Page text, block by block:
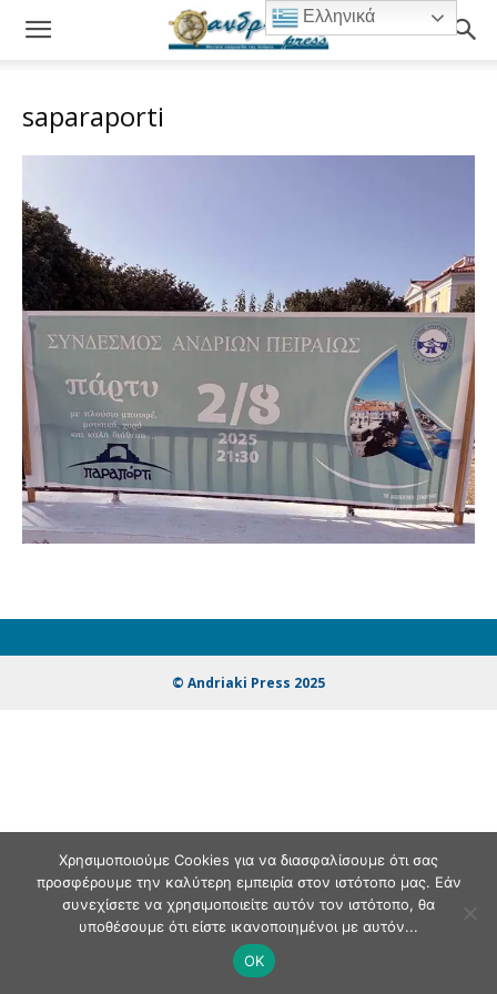
saparaporti
© Andriaki Press 2025
Ελληνικά
Χρησιμοποιούμε Cookies για να διασφαλίσουμε ότι σας
προσφέρουμε την καλύτερη εμπειρία στον ιστότοπο μας. Εάν
συνεχίσετε να χρησιμοποιείτε αυτόν τον ιστότοπο, θα
υποθέσουμε ότι είστε ικανοποιημένοι με αυτόν...
OK